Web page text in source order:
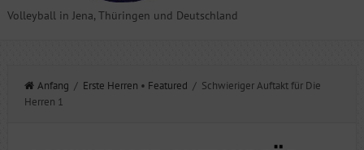
Volleyball in Jena, Thüringen und Deutschland
Anfang / Erste Herren • Featured / Schwieriger Auftakt für Die
Herren 1